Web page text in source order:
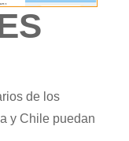
de los
y Chile puedan